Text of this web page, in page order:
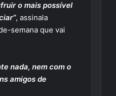
o mais possível
, assinala
semana que vai
nada, nem com o
amigos de